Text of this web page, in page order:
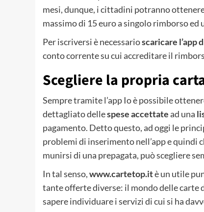
mesi, dunque, i cittadini potranno
massimo di 15 euro a singolo rimborso ed
Per iscriversi è necessarioscaricare l’app
conto corrente su cui accreditare il
Scegliere la propria
Sempre tramite l’app Io è possibile
dettagliato dellespese accettatead una
pagamento. Detto questo, ad oggi le
problemi di inserimento nell’app e quindi
munirsi di una prepagata, può scegliere
In tal senso,www.cartetop.itè un utile
tante offerte diverse: il mondo delle carte
sapere individuare i servizi di cui si ha